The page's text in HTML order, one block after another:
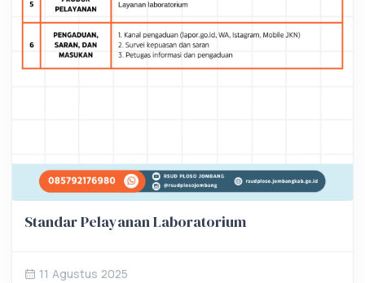
Standar Pelayanan Laboratorium
11 Agustus 2025